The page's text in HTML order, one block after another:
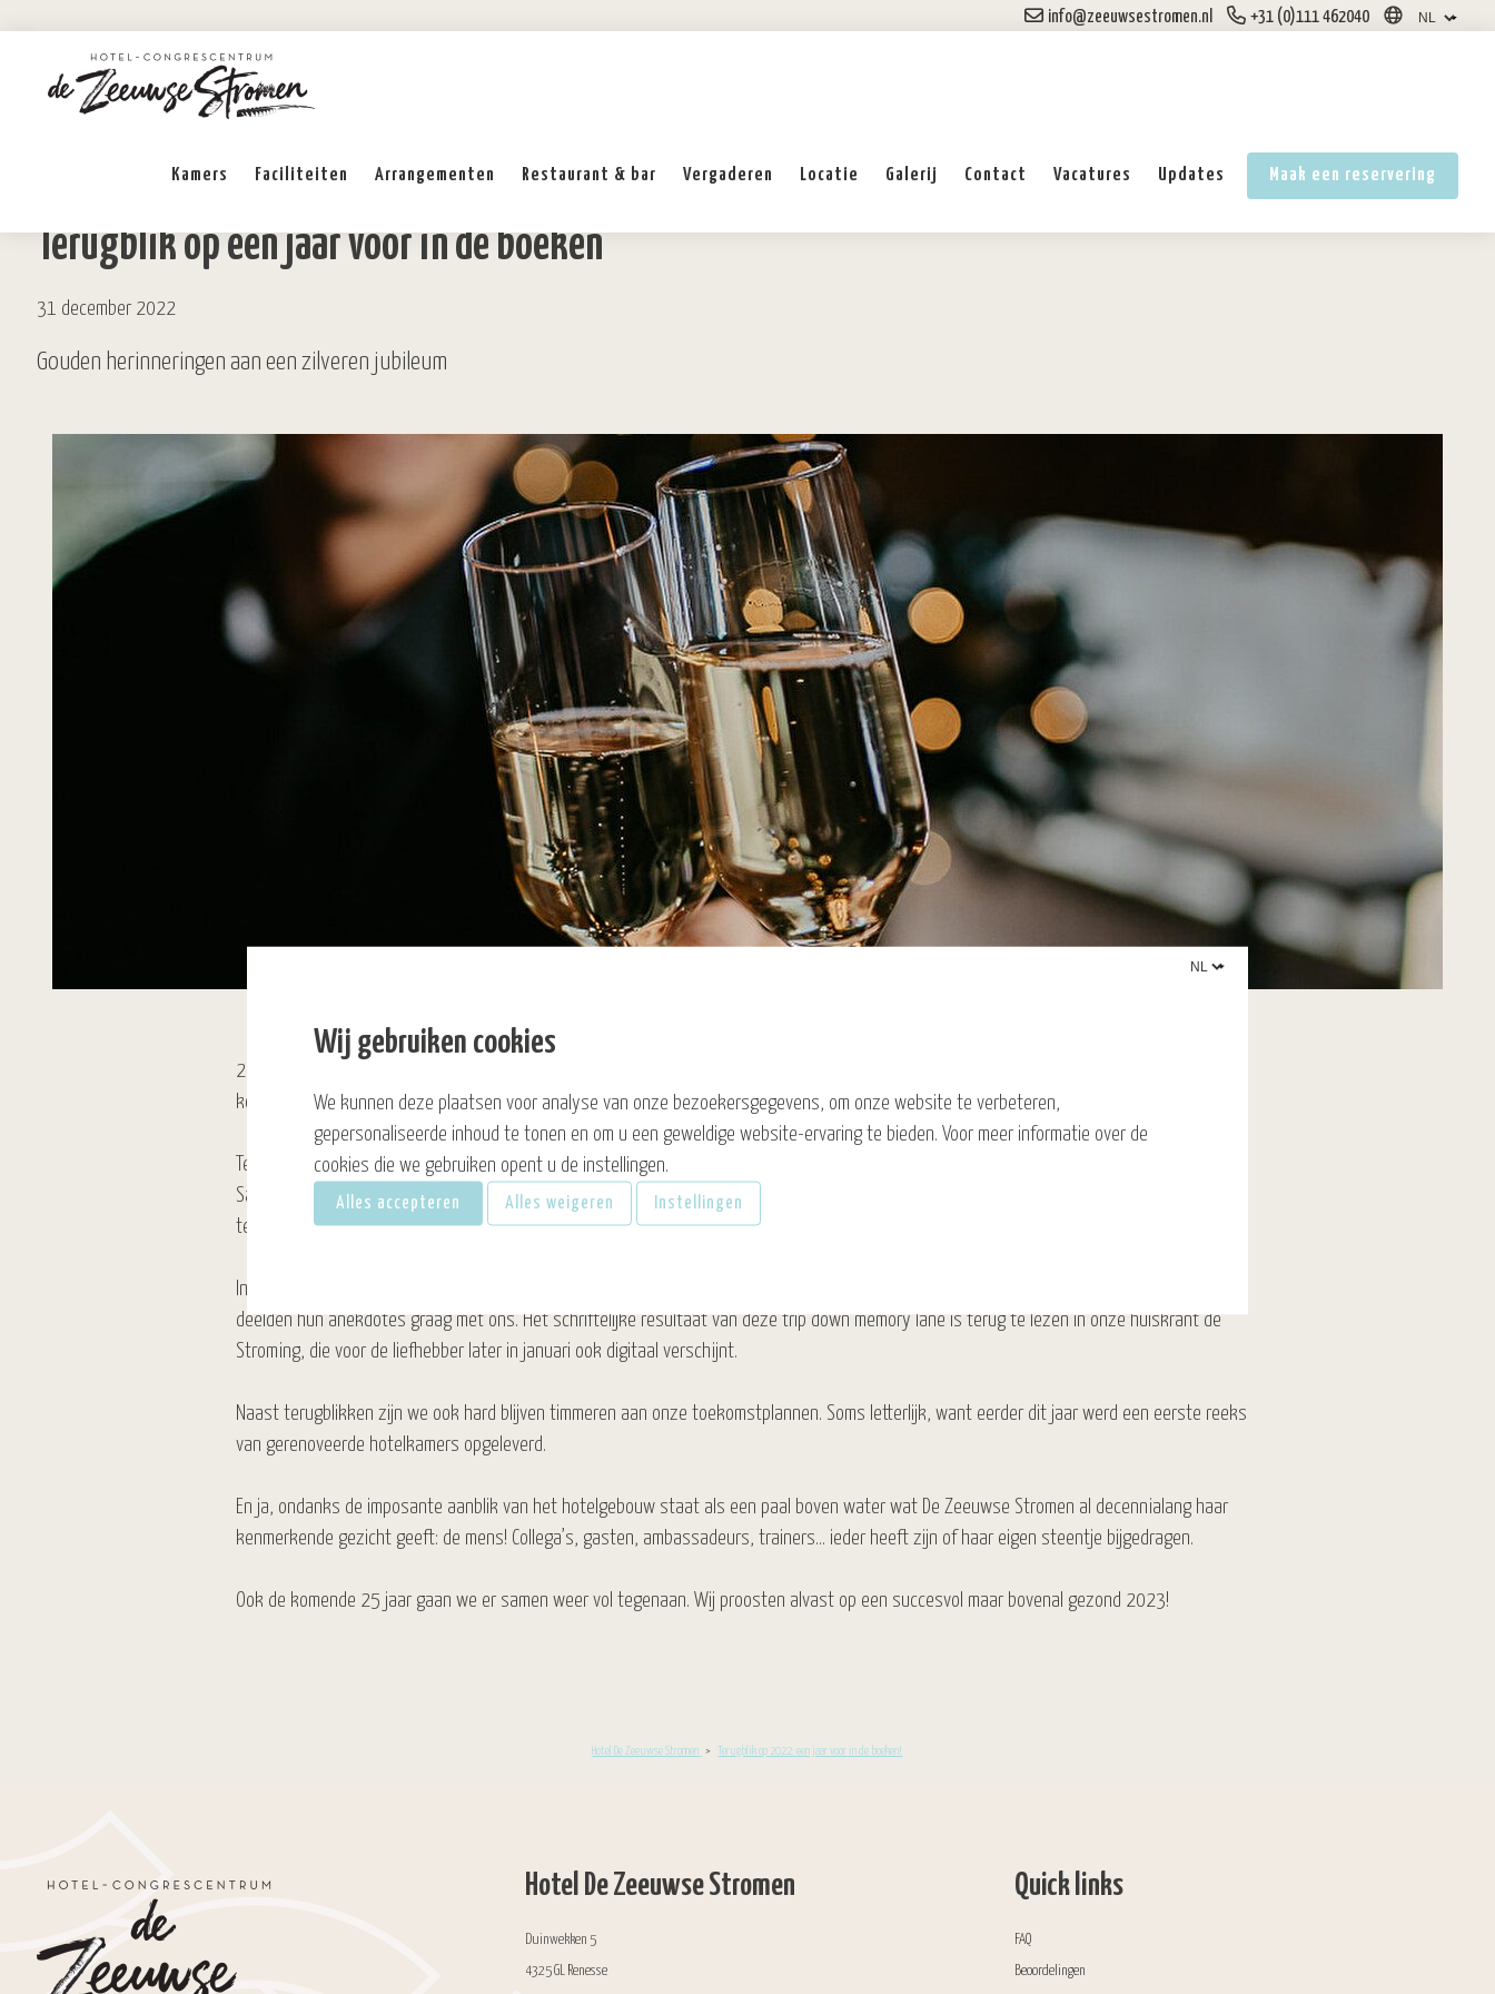
info@zeeuwsestromen.nl +31 (0)111 462040
Kamers Faciliteiten Arrangementen Restaurant & bar Vergaderen Locatie Galerij Contact Vacatures Updates Maak een reservering
Terugblik op een jaar voor in de boeken
31 december 2022
Gouden herinneringen aan een zilveren jubileum
2022 was wat ons betreft een jaar voor in de spreekwoordelijke boeken. Na een uitdagend 2021, gekenmerkt door hollen en stilstaan,
konden we ons dit jaar dan eindelijk weer vol overgave storten op het horecavak.
Terwijl we de fundamenten legden voor een nieuw en stabiel team mochten we in mei het 25-jarig werkverband vieren van onze geliefde
Sarina. Op 12 juli kon De Zeeuwse Stromen zelf 25 kaarsjes uitblazen. Dit jubileum was een mooie aanleiding voor een aantal sprongetjes
terug in de tijd.
In de zomer van het zilveren jubileum werden gouden herinneringen opgehaald met Cees & Leo. Ook enkele oud-collega’s zijn benaderd en
deelden hun anekdotes graag met ons. Het schriftelijke resultaat van deze trip down memory lane is terug te lezen in onze huiskrant de
Stroming, die voor de liefhebber later in januari ook digitaal verschijnt.
Naast terugblikken zijn we ook hard blijven timmeren aan onze toekomstplannen. Soms letterlijk, want eerder dit jaar werd een eerste reeks
van gerenoveerde hotelkamers opgeleverd.
En ja, ondanks de imposante aanblik van het hotelgebouw staat als een paal boven water wat De Zeeuwse Stromen al decennialang haar
kenmerkende gezicht geeft: de mens! Collega’s, gasten, ambassadeurs, trainers… ieder heeft zijn of haar eigen steentje bijgedragen.
Ook de komende 25 jaar gaan we er samen weer vol tegenaan. Wij proosten alvast op een succesvol maar bovenal gezond 2023!
Hotel De Zeeuwse Stromen > Terugblik op 2022: een jaar voor in de boeken!
Hotel De Zeeuwse Stromen
Duinwekken 5
4325 GL Renesse
Quick links
FAQ
Beoordelingen
Wij gebruiken cookies
We kunnen deze plaatsen voor analyse van onze bezoekersgegevens, om onze website te verbeteren,
gepersonaliseerde inhoud te tonen en om u een geweldige website-ervaring te bieden. Voor meer informatie over de
cookies die we gebruiken opent u de instellingen.
Alles accepteren Alles weigeren Instellingen